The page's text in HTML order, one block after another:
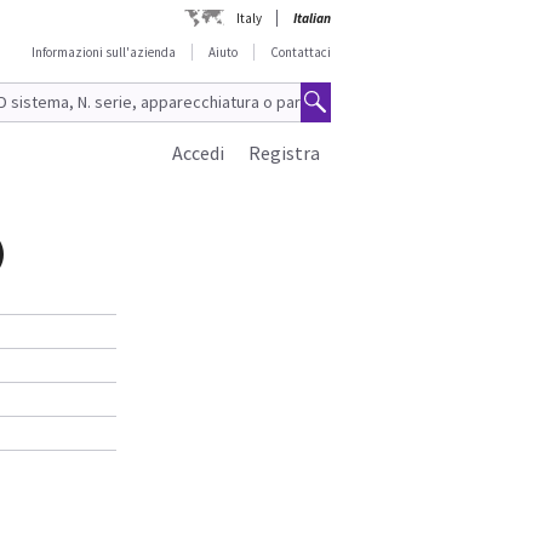
Italy
Italian
Informazioni sull'azienda
Aiuto Contattaci
Registra
Accedi